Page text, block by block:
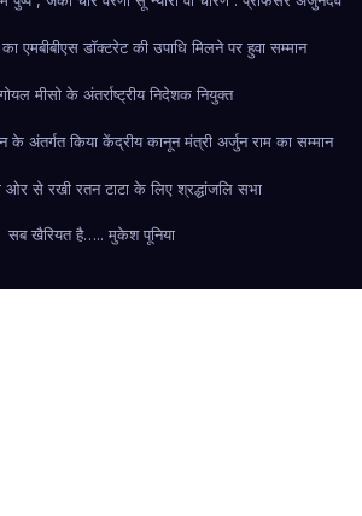
एमबीबीएस डॉक्टरेट की उपाधि मिलने पर हुवा सम्मान
मीसो के अंतर्राष्ट्रीय निदेशक नियुक्त
के अंतर्गत किया केंद्रीय कानून मंत्री अर्जुन राम का सम्मान
ओर से रखी रतन टाटा के लिए श्रद्धांजलि सभा
सब खैरियत है….. मुकेश पूनिया